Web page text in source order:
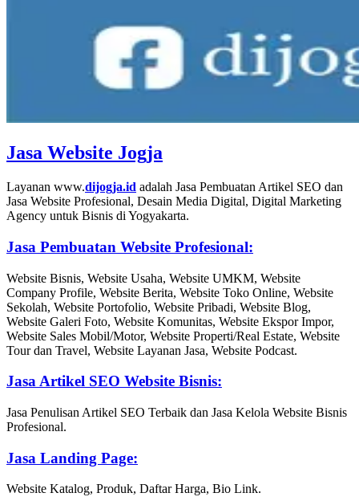
Jasa Website Jogja
Layanan www.dijogja.id adalah Jasa Pembuatan Artikel SEO dan
Jasa Website Profesional, Desain Media Digital, Digital Marketing
Agency untuk Bisnis di Yogyakarta.
Jasa Pembuatan Website Profesional:
Website Bisnis, Website Usaha, Website UMKM, Website
Company Profile, Website Berita, Website Toko Online, Website
Sekolah, Website Portofolio, Website Pribadi, Website Blog,
Website Galeri Foto, Website Komunitas, Website Ekspor Impor,
Website Sales Mobil/Motor, Website Properti/Real Estate, Website
Tour dan Travel, Website Layanan Jasa, Website Podcast.
Jasa Artikel SEO Website Bisnis:
Jasa Penulisan Artikel SEO Terbaik dan Jasa Kelola Website Bisnis
Profesional.
Jasa Landing Page:
Website Katalog, Produk, Daftar Harga, Bio Link.